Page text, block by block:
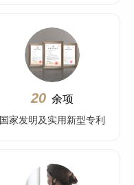
20 余项
国家发明及实用新型专利